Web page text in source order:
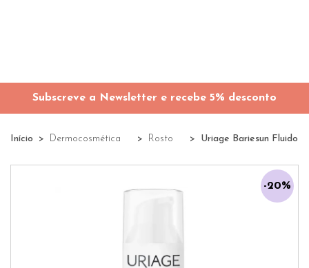
Subscreve a Newsletter e recebe 5% desconto
Início Dermocosmética Rosto Uriage Bariesun Fluido
-20%